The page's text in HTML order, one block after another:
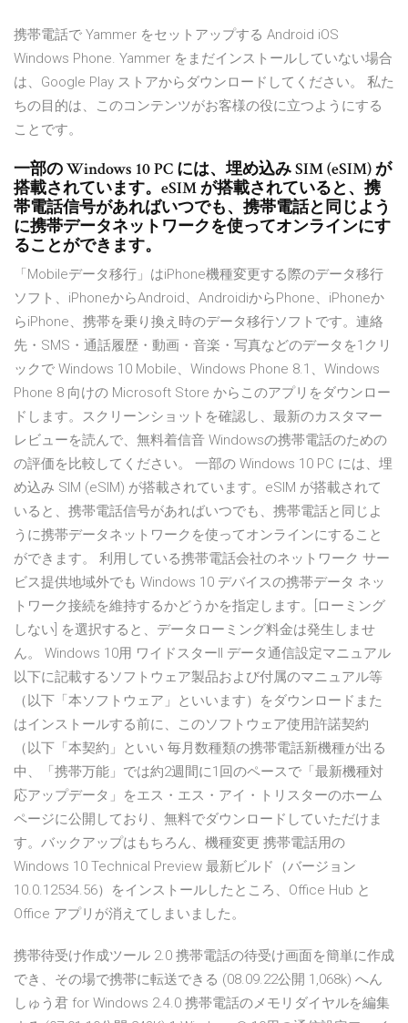
携帯電話で Yammer をセットアップする Android iOS
Windows Phone. Yammer をまだインストールしていない場合
は、Google Play ストアからダウンロードしてください。 私た
ちの目的は、このコンテンツがお客様の役に立つようにする
ことです。
一部の Windows 10 PC には、埋め込み SIM (eSIM) が
搭載されています。eSIM が搭載されていると、携
帯電話信号があればいつでも、携帯電話と同じよう
に携帯データネットワークを使ってオンラインにす
ることができます。
「Mobileデータ移行」はiPhone機種変更する際のデータ移行
ソフト、iPhoneからAndroid、AndroidiからPhone、iPhoneか
らiPhone、携帯を乗り換え時のデータ移行ソフトです。連絡
先・SMS・通話履歴・動画・音楽・写真などのデータを1クリ
ックで Windows 10 Mobile、Windows Phone 8.1、Windows
Phone 8 向けの Microsoft Store からこのアプリをダウンロー
ドします。スクリーンショットを確認し、最新のカスタマー
レビューを読んで、無料着信音 Windowsの携帯電話のための
の評価を比較してください。 一部の Windows 10 PC には、埋
め込み SIM (eSIM) が搭載されています。eSIM が搭載されて
いると、携帯電話信号があればいつでも、携帯電話と同じよ
うに携帯データネットワークを使ってオンラインにすること
ができます。 利用している携帯電話会社のネットワーク サー
ビス提供地域外でも Windows 10 デバイスの携帯データ ネッ
トワーク接続を維持するかどうかを指定します。[ローミング
しない] を選択すると、データローミング料金は発生しませ
ん。 Windows 10用 ワイドスターII データ通信設定マニュアル
以下に記載するソフトウェア製品および付属のマニュアル等
（以下「本ソフトウェア」といいます）をダウンロードまた
はインストールする前に、このソフトウェア使用許諾契約
（以下「本契約」といい 毎月数種類の携帯電話新機種が出る
中、「携帯万能」では約2週間に1回のペースで「最新機種対
応アップデータ」をエス・エス・アイ・トリスターのホーム
ページに公開しており、無料でダウンロードしていただけま
す。バックアップはもちろん、機種変更 携帯電話用の
Windows 10 Technical Preview 最新ビルド（バージョン
10.0.12534.56）をインストールしたところ、Office Hub と
Office アプリが消えてしまいました。
携帯待受け作成ツール 2.0 携帯電話の待受け画面を簡単に作成
でき、その場で携帯に転送できる (08.09.22公開 1,068k) へん
しゅう君 for Windows 2.4.0 携帯電話のメモリダイヤルを編集